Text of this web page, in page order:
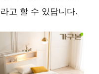
라고 할 수 있답니다.